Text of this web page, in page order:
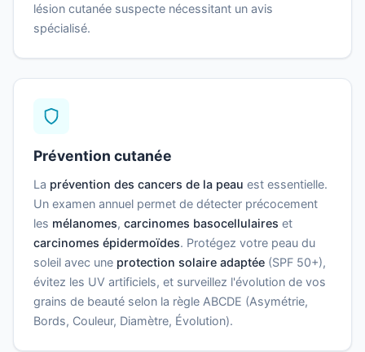
lésion cutanée suspecte nécessitant un avis
spécialisé.
Prévention cutanée
La prévention des cancers de la peau est essentielle.
Un examen annuel permet de détecter précocement
les mélanomes, carcinomes basocellulaires et
carcinomes épidermoïdes. Protégez votre peau du
soleil avec une protection solaire adaptée (SPF 50+),
évitez les UV artificiels, et surveillez l'évolution de vos
grains de beauté selon la règle ABCDE (Asymétrie,
Bords, Couleur, Diamètre, Évolution).